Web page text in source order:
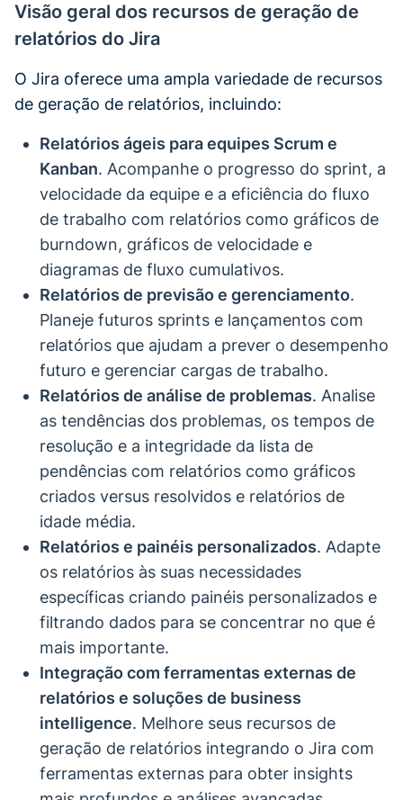
Visão geral dos recursos de geração de
relatórios do Jira
O Jira oferece uma ampla variedade de recursos
de geração de relatórios, incluindo:
Relatórios ágeis para equipes Scrum e
Kanban. Acompanhe o progresso do sprint, a
velocidade da equipe e a eficiência do fluxo
de trabalho com relatórios como gráficos de
burndown, gráficos de velocidade e
diagramas de fluxo cumulativos.
Relatórios de previsão e gerenciamento.
Planeje futuros sprints e lançamentos com
relatórios que ajudam a prever o desempenho
futuro e gerenciar cargas de trabalho.
Relatórios de análise de problemas. Analise
as tendências dos problemas, os tempos de
resolução e a integridade da lista de
pendências com relatórios como gráficos
criados versus resolvidos e relatórios de
idade média.
Relatórios e painéis personalizados. Adapte
os relatórios às suas necessidades
específicas criando painéis personalizados e
filtrando dados para se concentrar no que é
mais importante.
Integração com ferramentas externas de
relatórios e soluções de business
intelligence. Melhore seus recursos de
geração de relatórios integrando o Jira com
ferramentas externas para obter insights